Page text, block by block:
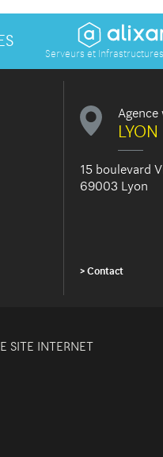
Serveurs et
Agence
LYON
15 boulevard
69003 Lyon
Contact
SITE INTERNET